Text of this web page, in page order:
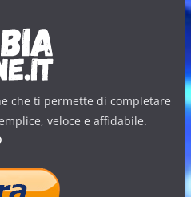
che ti permette di completare
veloce e affidabile.